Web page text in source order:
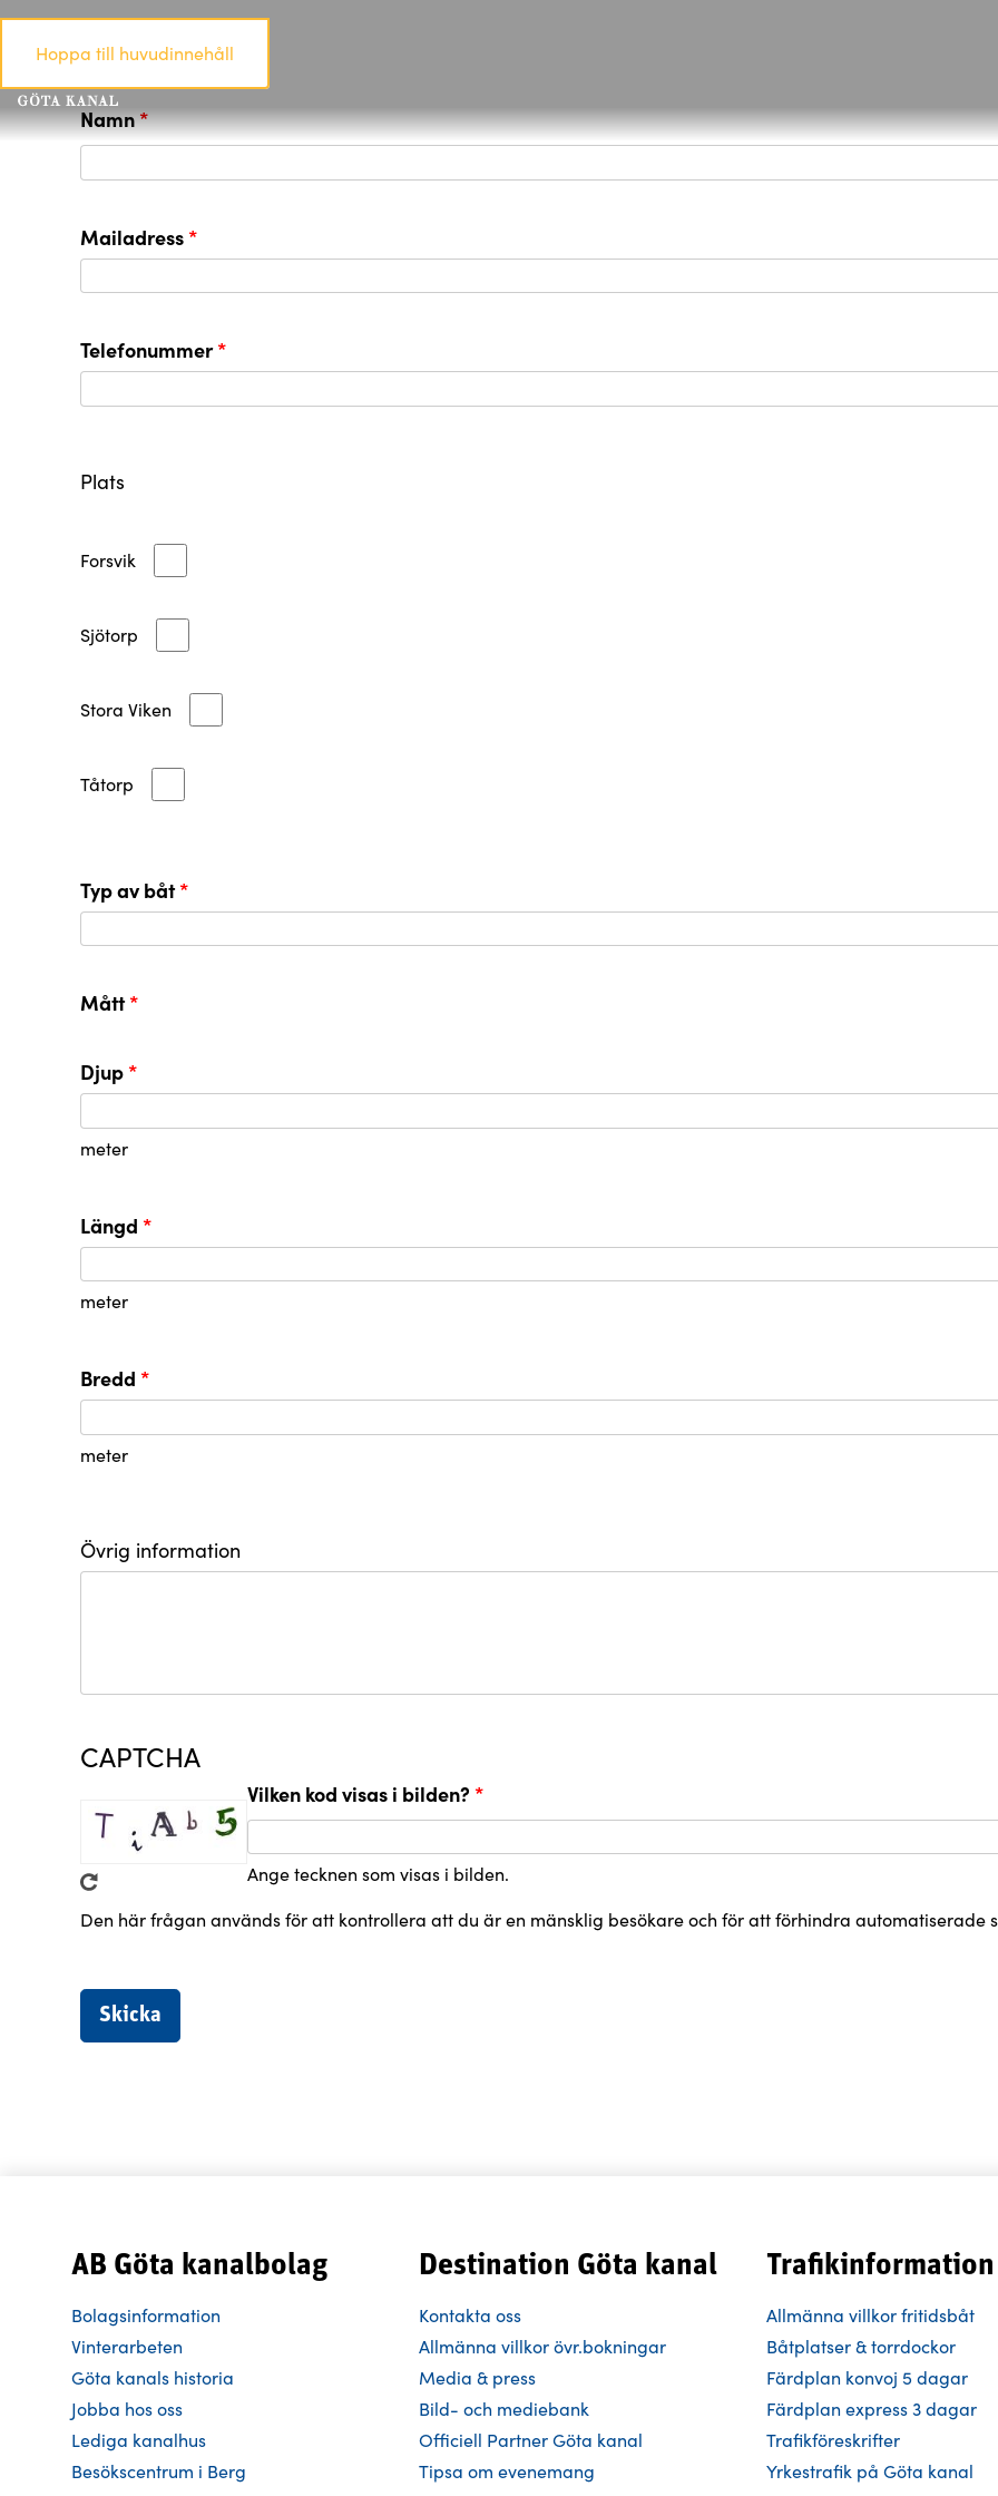
Hoppa till huvudinnehåll
Namn
Mailadress
Telefonummer
Plats
Forsvik
Sjötorp
Stora Viken
Tåtorp
Typ av båt
Mått
Djup
meter
Längd
meter
Bredd
meter
Övrig information
CAPTCHA
Vilken kod visas i bilden?
Ange tecknen som visas i bilden.
Den här frågan används för att kontrollera att du är en mänsklig besökare och för att förhindra automatiserade
AB Göta kanalbolag
Bolagsinformation
Vinterarbeten
Göta kanals historia
Jobba hos oss
Lediga kanalhus
Besökscentrum i Berg
Destination Göta kanal
Kontakta oss
Allmänna villkor övr.bokningar
Media & press
Bild- och mediebank
Officiell Partner Göta kanal
Tipsa om evenemang
Trafikinformation
Allmänna villkor fritidsbåt
Båtplatser & torrdockor
Färdplan konvoj 5 dagar
Färdplan express 3 dagar
Trafikföreskrifter
Yrkestrafik på Göta kanal